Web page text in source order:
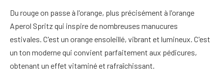
Du rouge on passe à l'orange, plus précisément à l'orange
Aperol Spritz qui inspire de nombreuses manucures
estivales. C'est un orange ensoleillé, vibrant et lumineux. C'est
un ton moderne qui convient parfaitement aux pédicures,
obtenant un effet vitaminé et rafraîchissant.